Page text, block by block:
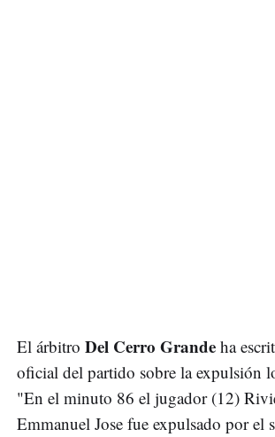
El árbitro Del Cerro Grande ha
oficial del partido sobre la expulsión
"En el minuto 86 el jugador (12)
Emmanuel Jose fue expulsado por el